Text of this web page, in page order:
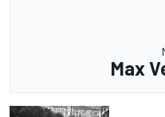
Max